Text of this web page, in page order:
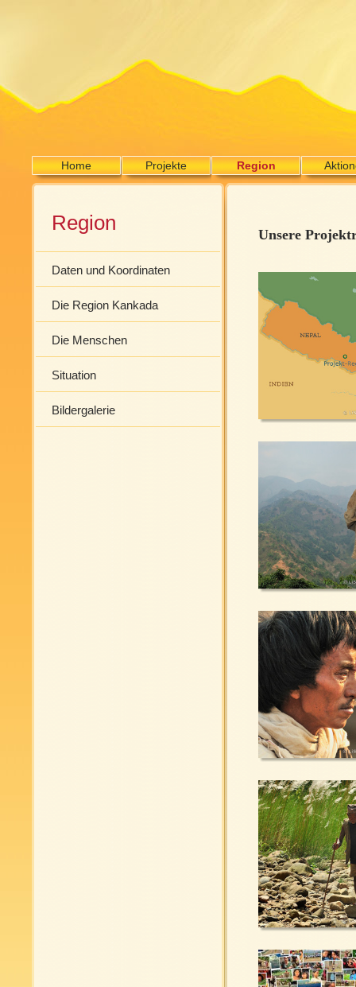
Home Projekte Region
Region
Daten und Koordinaten
Die Region Kankada
Die Menschen
Situation
Bildergalerie
Unsere